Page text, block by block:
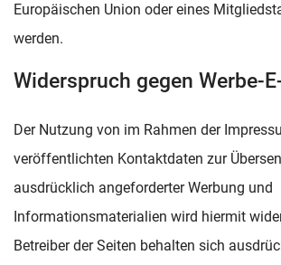
Europäischen Union oder eines
werden.
Widerspruch gegen Werbe-
Der Nutzung von im Rahmen der
veröffentlichten Kontaktdaten zur
ausdrücklich angeforderter Werbung und
Informationsmaterialien wird hiermit
Betreiber der Seiten behalten sich